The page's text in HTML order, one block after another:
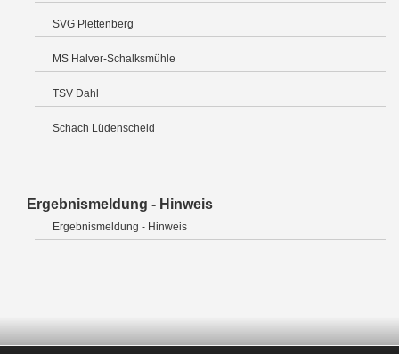
SVG Plettenberg
MS Halver-Schalksmühle
TSV Dahl
Schach Lüdenscheid
Ergebnismeldung - Hinweis
Ergebnismeldung - Hinweis